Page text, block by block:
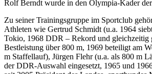
Rolf Berndt wurde in den Olympia-Kader
Zu seiner Trainingsgruppe im Sportclub
Athleten wie Gertrud Schmidt (u.a. 1964
Tokio, 1968 DDR – Rekord und gleichzeitig
Bestleistung über 800 m, 1969 beteiligt am
m Staffellauf), Jürgen Flehr (u.a. als 800 m
der DDR-Auswahl eingesetzt, 1965 und